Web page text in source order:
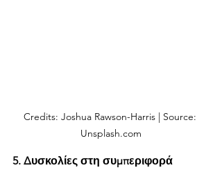
Credits: Joshua Rawson-Harris | Source:
Unsplash.com
5. Δυσκολίες στη συμπεριφορά